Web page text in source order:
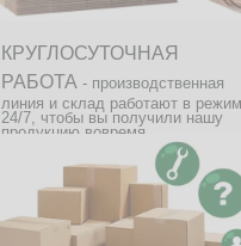
КРУГЛОСУТОЧНАЯ
РАБОТА - производственная
линия и склад работают в
24/7, чтобы вы получили нашу
продукцию вовремя.